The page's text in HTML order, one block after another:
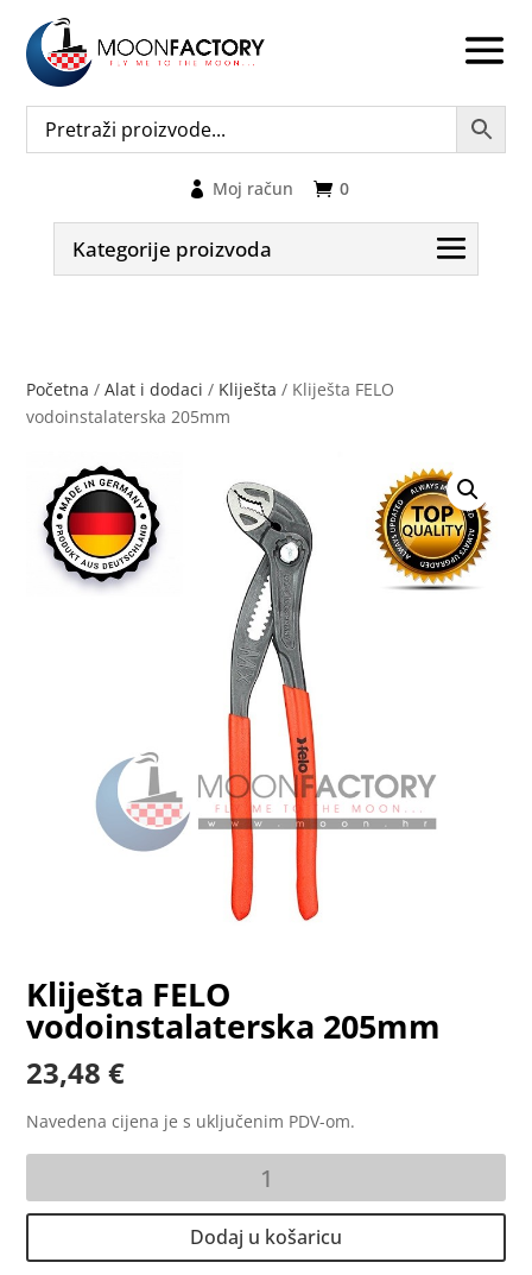
0
Moj račun
Kategorije proizvoda
Početna /Alat i dodaci / Kliješta / Kliješta FELO
vodoinstalaterska 205mm
Kliješta FELO
vodoinstalaterska 205mm
23,48€
Navedena cijena je s uključenim PDV-om.
vodoinstalaterska
Dodaj u košaricu